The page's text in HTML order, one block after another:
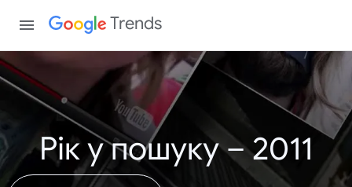
Trends
Рік у пошуку – 2011